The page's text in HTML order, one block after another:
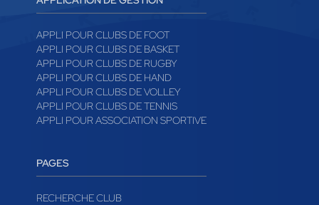
APPLI POUR CLUBS DE FOOT
APPLI POUR CLUBS DE BASKET
APPLI POUR CLUBS DE RUGBY
APPLI POUR CLUBS DE HAND
APPLI POUR CLUBS DE VOLLEY
APPLI POUR CLUBS DE TENNIS
APPLI POUR ASSOCIATION SPORTIVE
PAGES
RECHERCHE CLUB